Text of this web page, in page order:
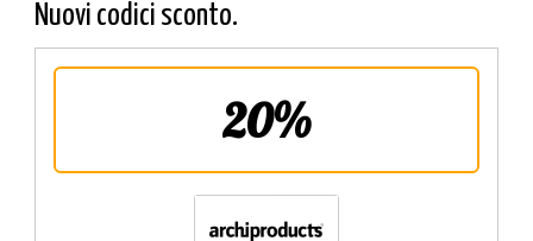
Nuovi codici sconto.
20%